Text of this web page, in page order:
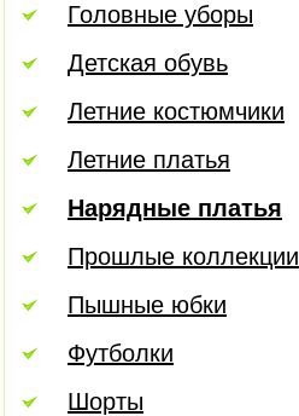
Головные уборы
Детская обувь
Летние костюмчики
Летние платья
Нарядные платья
Прошлые коллекции
Пышные юбки
Футболки
Шорты